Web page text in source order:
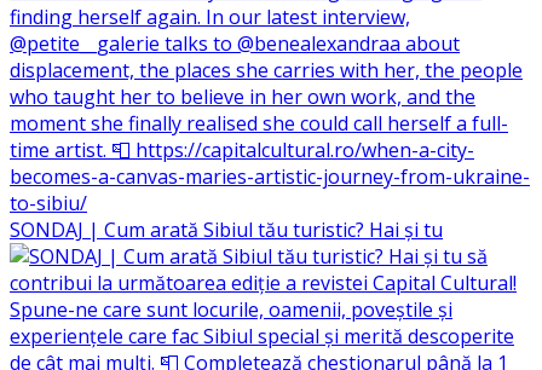
SONDAJ | Cum arată Sibiul tău turistic? Hai și tu